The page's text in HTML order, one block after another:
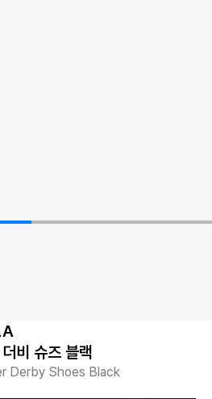
비 슈즈 블랙
Derby Shoes Black